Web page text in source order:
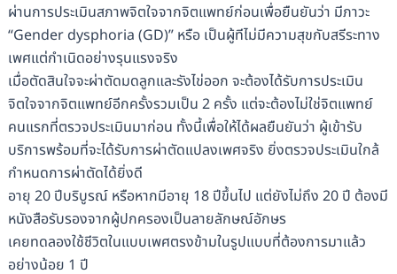
ผ่านการประเมินสภาพจิตใจจากจิตแพทย์ก่อนเพื่อยืนยันว่า มีภาวะ
“Gender dysphoria (GD)” หรือ เป็นผู้ทีไม่มีความสุขกับสรีระทาง
เพศแต่กำเนิดอย่างรุนแรงจริง
เมื่อตัดสินใจจะผ่าตัดมดลูกและรังไข่ออก จะต้องได้รับการประเมิน
จิตใจจากจิตแพทย์อีกครั้งรวมเป็น 2 ครั้ง แต่จะต้องไม่ใช่จิตแพทย์
คนแรกที่ตรวจประเมินมาก่อน ทั้งนี้เพื่อให้ได้ผลยืนยันว่า ผู้เข้ารับ
บริการพร้อมที่จะได้รับการผ่าตัดแปลงเพศจริง ยิ่งตรวจประเมินใกล้
กำหนดการผ่าตัดได้ยิ่งดี
อายุ 20 ปีบริบูรณ์ หรือหากมีอายุ 18 ปีขึ้นไป แต่ยังไม่ถึง 20 ปี ต้องมี
หนังสือรับรองจากผู้ปกครองเป็นลายลักษณ์อักษร
เคยทดลองใช้ชีวิตในแบบเพศตรงข้ามในรูปแบบที่ต้องการมาแล้ว
อย่างน้อย 1 ปี